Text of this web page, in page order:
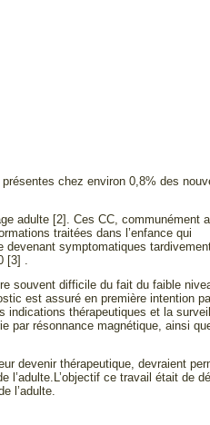
chez environ 0,8% des
adulte [2]. Ces CC, communément
traitées dans l’enfance qui
symptomatiques
[3] .
souvent difficile du fait du faible
est assuré en première intention
indications thérapeutiques et la
par résonnance magnétique, ainsi
devenir thérapeutique, devraient
ce travail était de
l’adulte.